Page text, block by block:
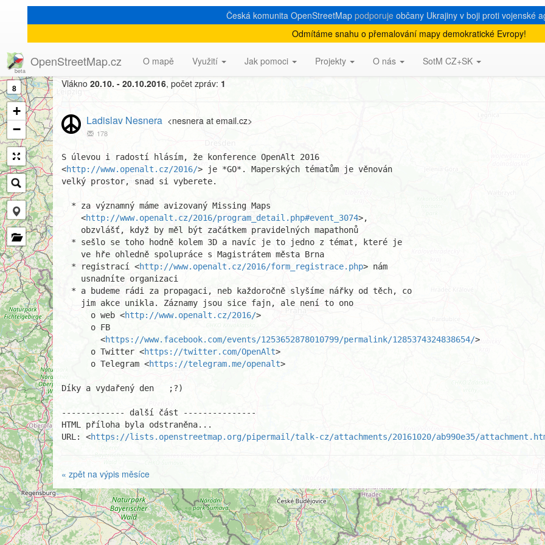
Česká komunita OpenStreetMap podporuje občany Ukrajiny v boji proti vojenské
Odmítáme snahu o přemalování mapy demokratické Evropy!
OpenStreetMap.cz O mapě Využití Jak pomoci Projekty O nás SotM CZ+SK
8
+
−
[Talk-cz] OpenAlt 2016 je GO
Vlákno 20.10. - 20.10.2016, počet zpráv: 1
Ladislav Nesnera <nesnera at email.cz>
178
S úlevou i radostí hlásím, že konference OpenAlt 2016
<http://www.openalt.cz/2016/> je *GO*. Maperských tématům je věnován
velký prostor, snad si vyberete.
    <
http://www.openalt.cz/2016/program_detail.php#event_3074>,
  * registrací <
http://www.openalt.cz/2016/form_registrace.php> nám
      o web <
http://www.openalt.cz/2016/>
        <
https://www.facebook.com/events/1253652878010799/permalink/1285374324838654/>
      o Twitter <
https://twitter.com/OpenAlt>
      o Telegram <
https://telegram.me/openalt>
Díky a vydařený den   ;?)
------------- další část ---------------
HTML příloha byla odstraněna...
URL: <https://lists.openstreetmap.org/pipermail/talk-cz/attachments/20161020/ab990e35/
« zpět na výpis měsíce